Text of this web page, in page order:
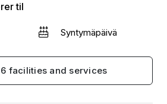
til
Syntymäpäivä
facilities and services